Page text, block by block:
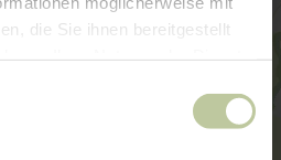
die Sie ihnen bereitgestellt